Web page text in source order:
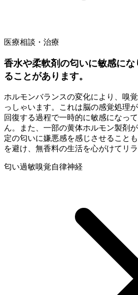
医療相談・治療
香水や柔軟剤の匂いに敏感に
ることがあります。
ホルモンバランスの変化により、嗅
っしゃいます。これは脳の感覚処理
回復する過程で一時的に敏感になっ
ん。また、一部の黄体ホルモン製剤
定の匂いに嫌悪感を感じさせること
を避け、無香料の生活を心がけてリ
匂い過敏嗅覚自律神経